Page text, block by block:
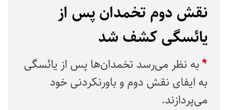
نقش دوم تخمدان پس از
یائسگی کشف شد
به نظر می‌رسد تخمدان‌ها پس از یائسگی
به ایفای نقش دوم و باورنکردنی خود
می‌پردازند.